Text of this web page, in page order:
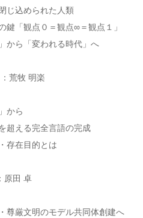
じ込められた人類
「観点０＝観点∞＝観点１」
から「変われる時代」へ
荒牧 明楽
から
超える完全言語の完成
存在目的とは
原田 卓
尊厳文明のモデル共同体創建へ